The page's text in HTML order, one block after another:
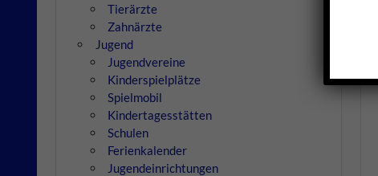
Tierärzte
Zahnärzte
Jugend
Jugendvereine
Kinderspielplätze
Spielmobil
Kindertagesstätten
Schulen
Ferienkalender
Jugendeinrichtungen